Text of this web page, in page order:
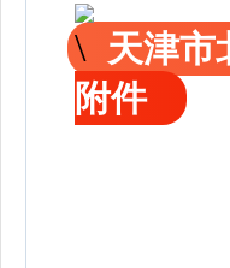
天津市
附件